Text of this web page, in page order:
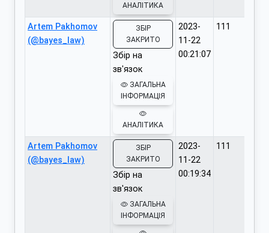
АНАЛІТИКА
Artem Pakhomov
(@bayes_law)
ЗБІР
ЗАКРИТО
Збір на
зв'язок
ЗАГАЛЬНА
ІНФОРМАЦІЯ
АНАЛІТИКА
2023-
11-22
00:21:07
111
Artem Pakhomov
(@bayes_law)
ЗБІР
ЗАКРИТО
Збір на
зв'язок
ЗАГАЛЬНА
ІНФОРМАЦІЯ
2023-
11-22
00:19:34
111